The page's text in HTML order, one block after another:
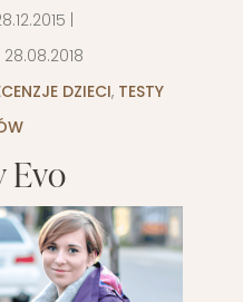
|
28.08.2018
DZIECI, TESTY
Evo